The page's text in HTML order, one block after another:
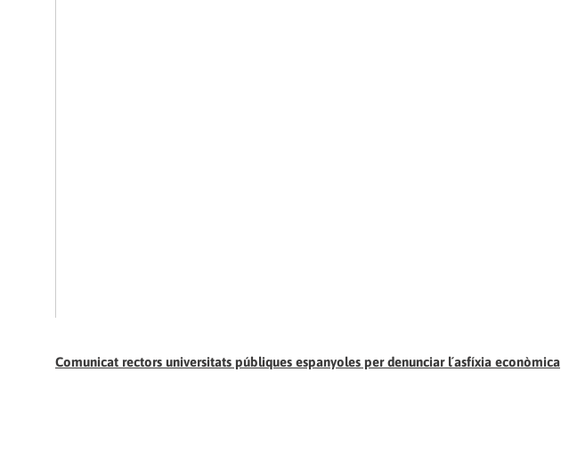
Comunicat rectors universitats públiques espanyoles per denunciar l´asfíxia econòmica